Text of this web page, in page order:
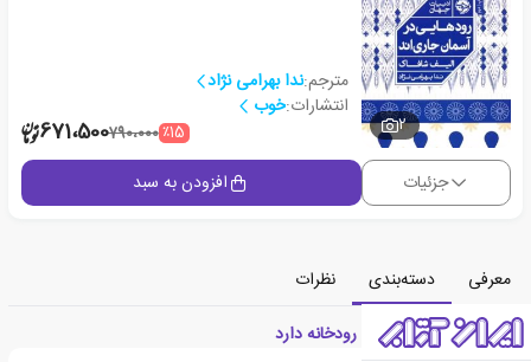
2
مترجم:ندا بهرامی نژاد
انتشارات:خوب
٪15790،000671،500
جزئیات افزودن به سبد
معرفی دسته‌بندی
نظرات
معرفی کتاب آسمان هم رودخانه دارد